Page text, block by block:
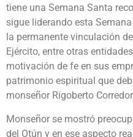
tiene una Semana Santa
sigue liderando esta
la permanente vinculación
Ejército, entre otras
motivación de fe en sus
patrimonio espiritual que
monseñor Rigoberto
Monseñor se mostró
del Otún y en ese aspecto